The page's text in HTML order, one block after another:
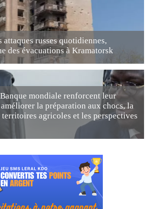
attaques russes quotidiennes,
des évacuations à Kramatorsk
mondiale renforcent leur
la préparation aux chocs, la
agricoles et les perspectives